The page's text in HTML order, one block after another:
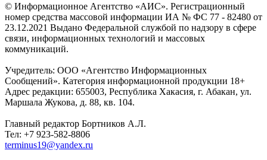
© Информационное Агентство «АИС». Регистрационный
номер средства массовой информации ИА № ФС 77 - 82480 от
23.12.2021 Выдано Федеральной службой по надзору в сфере
связи, информационных технологий и массовых
коммуникаций.
Учредитель: ООО «Агентство Информационных
Сообщений». Категория информационной продукции 18+
Адрес редакции: 655003, Республика Хакасия, г. Абакан, ул.
Маршала Жукова, д. 88, кв. 104.
Главный редактор Бортников А.Л.
Тел: +7 923-582-8806
terminus19@yandex.ru